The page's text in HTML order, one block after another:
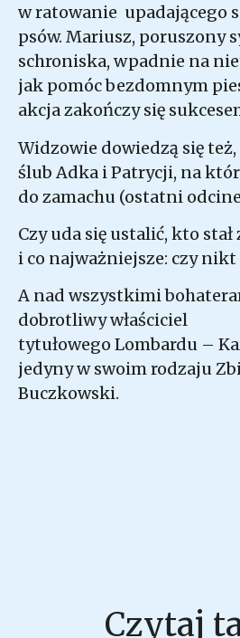
w ratowanie upadającego
psów. Mariusz, poruszony
schroniska, wpadnie na
jak pomóc bezdomnym
akcja zakończy się
Widzowie dowiedzą się też,
ślub Adka i Patrycji, na
do zamachu (ostatni
Czy uda się ustalić, kto
i co najważniejsze: czy nikt
A nad wszystkimi
dobrotliwy właściciel
tytułowego Lombardu –
jedyny w swoim rodzaju
Buczkowski.
Czytaj